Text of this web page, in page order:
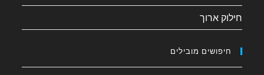
חילוק ארוך
חיפושים מובילים